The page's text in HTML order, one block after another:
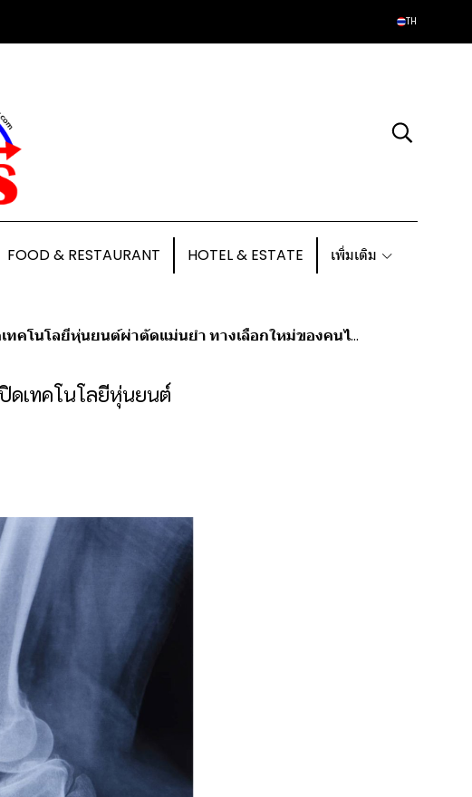
TH
FOOD & RESTAURANT HOTEL & ESTATE เพิ่มเติม
โนโลยีหุ่นยนต์ผ่าตัดแม่นยำ ทางเลือกใหม่ของคนไทย
ดเทคโนโลยีหุ่นยนต์